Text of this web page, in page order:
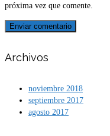
próxima vez que comente.
Archivos
noviembre 2018
septiembre 2017
agosto 2017